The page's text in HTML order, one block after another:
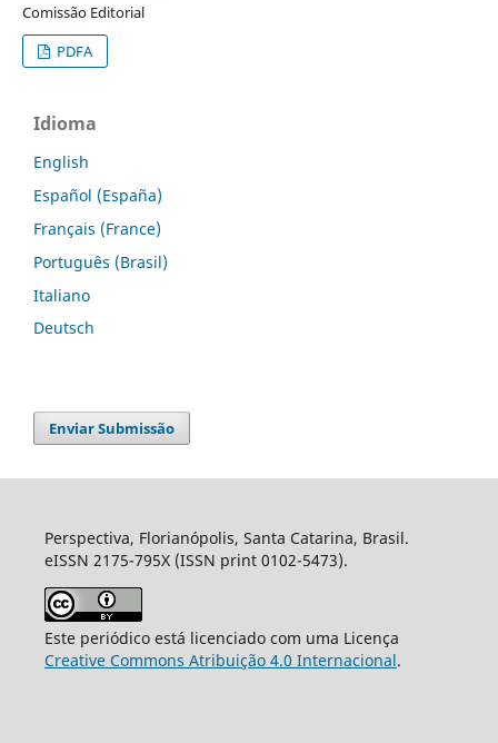
Comissão Editorial
PDFA
Idioma
English
Español (España)
Français (France)
Português (Brasil)
Italiano
Deutsch
Enviar Submissão
Perspectiva, Florianópolis, Santa Catarina, Brasil.
eISSN 2175-795X (ISSN print 0102-5473).
Este periódico está licenciado com uma Licença
Creative Commons Atribuição 4.0 Internacional.